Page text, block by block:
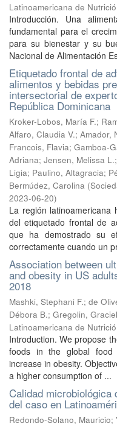
Latinoamericana de
Introducción. Una
fundamental para el
para su bienestar y su
Nacional de Alimentación
Etiquetado frontal de
alimentos y bebidas
intersectorial de
República Dominicana
Kroker-Lobos, María F.;
Alfaro, Claudia V.; Amador,
Francois, Flavia; Gamboa-
Adriana; Jensen, Melissa L.;
Ligia; Paulino, Altagracia;
Bermúdez, Carolina (
2023-06-20)
La región latinoamericana
del etiquetado frontal de
que ha demostrado su
correctamente cuando un
Association between
and obesity in US
2018
Mashki, Stephani F.; de
Débora B.; Gregolin,
Latinoamericana de
Introduction. We propose
foods in the global food
increase in obesity.
a higher consumption of ...
Calidad microbiológica
del caso en
Redondo-Solano, Mauricio;